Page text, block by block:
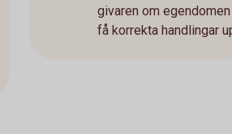
givaren om
få korrekta handlingar